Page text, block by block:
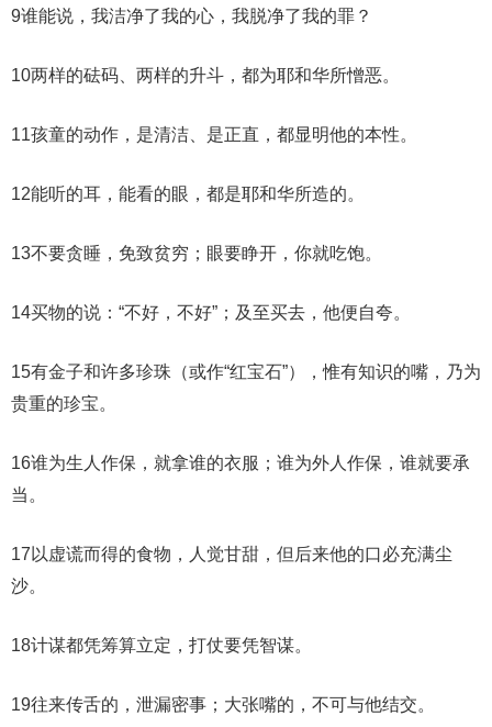
9谁能说，我洁净了我的心，我脱净了我的罪？
10两样的砝码、两样的升斗，都为耶和华所憎恶。
11孩童的动作，是清洁、是正直，都显明他的本性。
12能听的耳，能看的眼，都是耶和华所造的。
13不要贪睡，免致贫穷；眼要睁开，你就吃饱。
14买物的说：“不好，不好”；及至买去，他便自夸。
15有金子和许多珍珠（或作“红宝石”），惟有知识的嘴，乃为
贵重的珍宝。
16谁为生人作保，就拿谁的衣服；谁为外人作保，谁就要承
当。
17以虚谎而得的食物，人觉甘甜，但后来他的口必充满尘
沙。
18计谋都凭筹算立定，打仗要凭智谋。
19往来传舌的，泄漏密事；大张嘴的，不可与他结交。